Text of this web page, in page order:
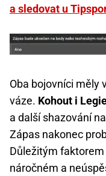
a sledovat u
Oba bojovníci měly
váze. Kohout i
a další shazování
Zápas nakonec
Důležitým
náročném a